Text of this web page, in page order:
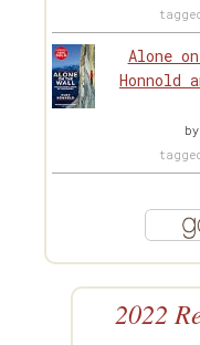
Alone
Honnold
by
2022